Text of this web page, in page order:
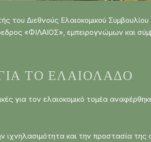
του Διεθνούς Ελαιοκομικού
«ΦΙΛΑΙΟΣ», εμπειρογνώμων και
ΤΟ ΕΛΑΙΌΛΑΔΟ
για τον ελαιοκομικό τομέα
και την προστασία της